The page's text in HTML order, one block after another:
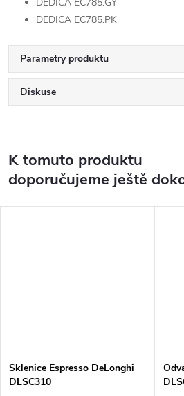
DEDICA EC785.PK
Parametry produktu
Diskuse
K tomuto produktu
doporučujeme ještě
Sklenice Espresso DeLonghi
DLSC310